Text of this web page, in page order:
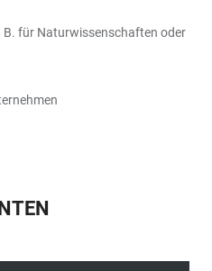
für Naturwissenschaften oder